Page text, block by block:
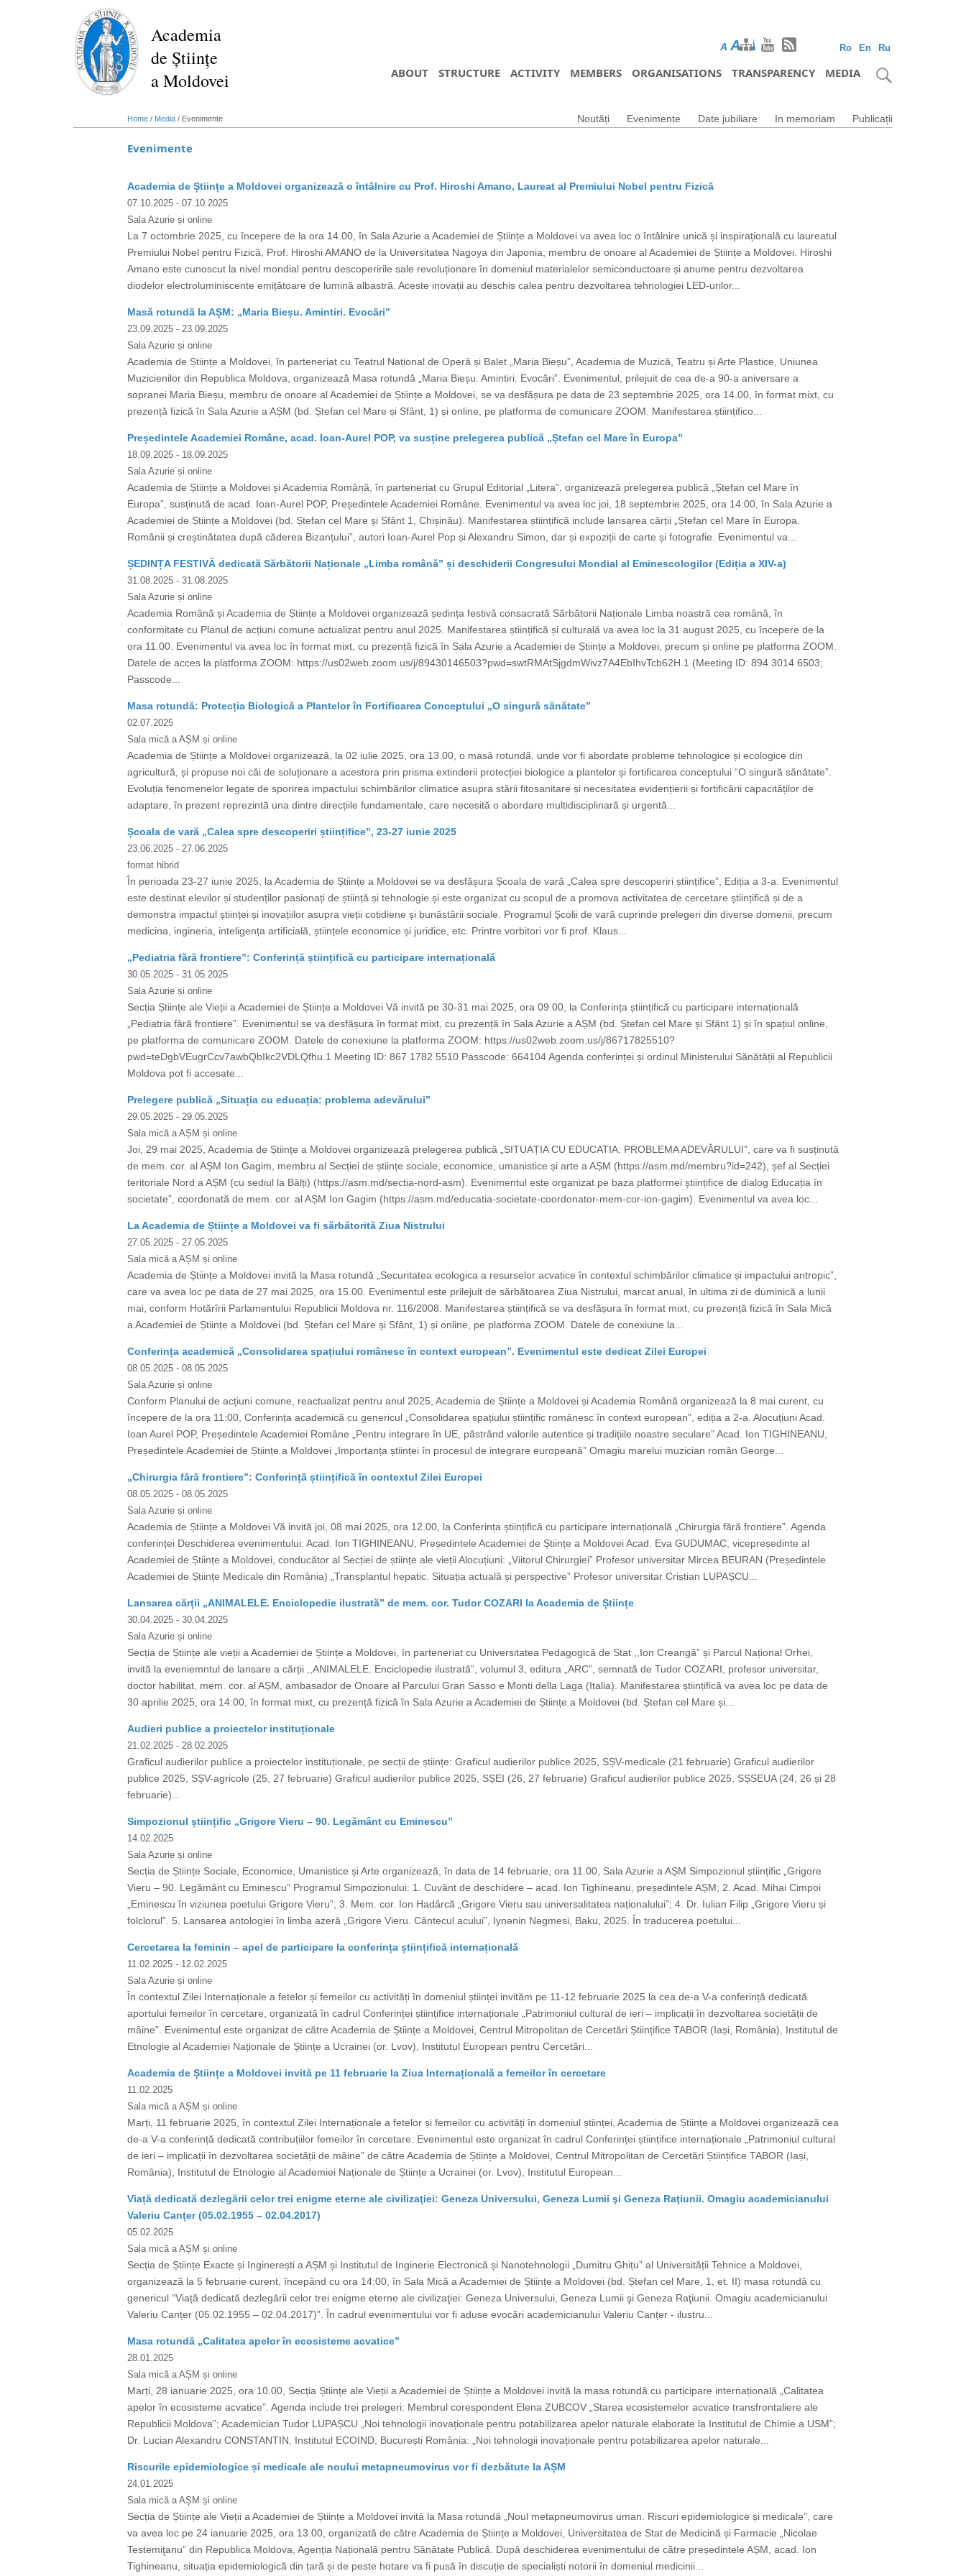
Academia
de Științe
a Moldovei
Ro En Ru
A AA
ABOUT STRUCTURE ACTIVITY MEMBERS ORGANISATIONS TRANSPARENCY MEDIA
Home / Media / Evenimente Noutăți Evenimente Date jubiliare In memoriam Publicații
Evenimente
Academia de Științe a Moldovei organizează o întâlnire cu Prof. Hiroshi Amano, Laureat al Premiului Nobel pentru Fizică
07.10.2025 - 07.10.2025
Sala Azurie și online
La 7 octombrie 2025, cu începere de la ora 14.00, în Sala Azurie a Academiei de Științe a Moldovei va avea loc o întâlnire unică și inspirațională cu laureatul
Premiului Nobel pentru Fizică, Prof. Hiroshi AMANO de la Universitatea Nagoya din Japonia, membru de onoare al Academiei de Științe a Moldovei. Hiroshi
Amano este cunoscut la nivel mondial pentru descoperirile sale revoluționare în domeniul materialelor semiconductoare și anume pentru dezvoltarea
diodelor electroluminiscente emițătoare de lumină albastră. Aceste inovații au deschis calea pentru dezvoltarea tehnologiei LED-urilor...
Masă rotundă la AȘM: „Maria Bieșu. Amintiri. Evocări”
23.09.2025 - 23.09.2025
Sala Azurie și online
Academia de Științe a Moldovei, în parteneriat cu Teatrul Național de Operă și Balet „Maria Bieșu”, Academia de Muzică, Teatru și Arte Plastice, Uniunea
Muzicienilor din Republica Moldova, organizează Masa rotundă „Maria Bieșu. Amintiri. Evocări”. Evenimentul, prilejuit de cea de-a 90-a aniversare a
sopranei Maria Bieșu, membru de onoare al Academiei de Științe a Moldovei, se va desfășura pe data de 23 septembrie 2025, ora 14.00, în format mixt, cu
prezență fizică în Sala Azurie a AȘM (bd. Ștefan cel Mare și Sfânt, 1) și online, pe platforma de comunicare ZOOM. Manifestarea științifico...
Președintele Academiei Române, acad. Ioan-Aurel POP, va susține prelegerea publică „Ștefan cel Mare în Europa”
18.09.2025 - 18.09.2025
Sala Azurie și online
Academia de Științe a Moldovei și Academia Română, în parteneriat cu Grupul Editorial „Litera”, organizează prelegerea publică „Ștefan cel Mare în
Europa”, susținută de acad. Ioan-Aurel POP, Președintele Academiei Române. Evenimentul va avea loc joi, 18 septembrie 2025, ora 14:00, în Sala Azurie a
Academiei de Științe a Moldovei (bd. Ștefan cel Mare și Sfânt 1, Chișinău). Manifestarea științifică include lansarea cărții „Ștefan cel Mare în Europa.
Românii și creștinătatea după căderea Bizanțului”, autori Ioan-Aurel Pop și Alexandru Simon, dar și expoziții de carte și fotografie. Evenimentul va...
ȘEDINȚA FESTIVĂ dedicată Sărbătorii Naționale „Limba română” și deschiderii Congresului Mondial al Eminescologilor (Ediția a XIV-a)
31.08.2025 - 31.08.2025
Sala Azurie și online
Academia Română și Academia de Științe a Moldovei organizează ședința festivă consacrată Sărbătorii Naționale Limba noastră cea română, în
conformitate cu Planul de acțiuni comune actualizat pentru anul 2025. Manifestarea științifică și culturală va avea loc la 31 august 2025, cu începere de la
ora 11.00. Evenimentul va avea loc în format mixt, cu prezență fizică în Sala Azurie a Academiei de Științe a Moldovei, precum și online pe platforma ZOOM.
Datele de acces la platforma ZOOM: https://us02web.zoom.us/j/89430146503?pwd=swtRMAtSjgdmWivz7A4EbIhvTcb62H.1 (Meeting ID: 894 3014 6503;
Passcode...
Masa rotundă: Protecția Biologică a Plantelor în Fortificarea Conceptului „O singură sănătate”
02.07.2025
Sala mică a AȘM și online
Academia de Științe a Moldovei organizează, la 02 iulie 2025, ora 13.00, o masă rotundă, unde vor fi abordate probleme tehnologice și ecologice din
agricultură, și propuse noi căi de soluționare a acestora prin prisma extinderii protecției biologice a plantelor și fortificarea conceptului “O singură sănătate”.
Evoluția fenomenelor legate de sporirea impactului schimbărilor climatice asupra stării fitosanitare și necesitatea evidențierii și fortificării capacităților de
adaptare, în prezent reprezintă una dintre direcțiile fundamentale, care necesită o abordare multidisciplinară și urgentă...
Școala de vară „Calea spre descoperiri științifice”, 23-27 iunie 2025
23.06.2025 - 27.06.2025
format hibrid
În perioada 23-27 iunie 2025, la Academia de Științe a Moldovei se va desfășura Școala de vară „Calea spre descoperiri științifice”, Ediția a 3-a. Evenimentul
este destinat elevilor și studenților pasionați de știință și tehnologie și este organizat cu scopul de a promova activitatea de cercetare științifică și de a
demonstra impactul științei și inovațiilor asupra vieții cotidiene și bunăstării sociale. Programul Școlii de vară cuprinde prelegeri din diverse domenii, precum
medicina, ingineria, inteligența artificială, științele economice și juridice, etc. Printre vorbitori vor fi prof. Klaus...
„Pediatria fără frontiere”: Conferință științifică cu participare internațională
30.05.2025 - 31.05.2025
Sala Azurie și online
Secția Științe ale Vieții a Academiei de Științe a Moldovei Vă invită pe 30-31 mai 2025, ora 09.00, la Conferința științifică cu participare internațională
„Pediatria fără frontiere”. Evenimentul se va desfășura în format mixt, cu prezență în Sala Azurie a AȘM (bd. Ștefan cel Mare și Sfânt 1) și în spațiul online,
pe platforma de comunicare ZOOM. Datele de conexiune la platforma ZOOM: https://us02web.zoom.us/j/86717825510?
pwd=teDgbVEugrCcv7awbQbIkc2VDLQfhu.1 Meeting ID: 867 1782 5510 Passcode: 664104 Agenda conferinței și ordinul Ministerului Sănătății al Republicii
Moldova pot fi accesate...
Prelegere publică „Situația cu educația: problema adevărului”
29.05.2025 - 29.05.2025
Sala mică a AȘM și online
Joi, 29 mai 2025, Academia de Științe a Moldovei organizează prelegerea publică „SITUAȚIA CU EDUCATIA: PROBLEMA ADEVĂRULUI”, care va fi susținută
de mem. cor. al AȘM Ion Gagim, membru al Secției de științe sociale, economice, umanistice și arte a AȘM (https://asm.md/membru?id=242), șef al Secției
teritoriale Nord a AȘM (cu sediul la Bălți) (https://asm.md/sectia-nord-asm). Evenimentul este organizat pe baza platformei științifice de dialog Educația în
societate”, coordonată de mem. cor. al AȘM Ion Gagim (https://asm.md/educatia-societate-coordonator-mem-cor-ion-gagim). Evenimentul va avea loc...
La Academia de Științe a Moldovei va fi sărbătorită Ziua Nistrului
27.05.2025 - 27.05.2025
Sala mică a AȘM și online
Academia de Științe a Moldovei invită la Masa rotundă „Securitatea ecologica a resurselor acvatice în contextul schimbărilor climatice și impactului antropic”,
care va avea loc pe data de 27 mai 2025, ora 15.00. Evenimentul este prilejuit de sărbătoarea Ziua Nistrului, marcat anual, în ultima zi de duminică a lunii
mai, conform Hotărîrii Parlamentului Republicii Moldova nr. 116/2008. Manifestarea științifică se va desfășura în format mixt, cu prezență fizică în Sala Mică
a Academiei de Științe a Moldovei (bd. Ștefan cel Mare și Sfânt, 1) și online, pe platforma ZOOM. Datele de conexiune la...
Conferința academică „Consolidarea spațiului românesc în context european”. Evenimentul este dedicat Zilei Europei
08.05.2025 - 08.05.2025
Sala Azurie și online
Conform Planului de acțiuni comune, reactualizat pentru anul 2025, Academia de Științe a Moldovei și Academia Română organizează la 8 mai curent, cu
începere de la ora 11:00, Conferința academică cu genericul „Consolidarea spațiului științific românesc în context european", ediția a 2-a. Alocuțiuni Acad.
Ioan Aurel POP, Președintele Academiei Române „Pentru integrare în UE, păstrând valorile autentice și tradițiile noastre seculare” Acad. Ion TIGHINEANU,
Președintele Academiei de Științe a Moldovei „Importanța științei în procesul de integrare europeană” Omagiu marelui muzician român George...
„Chirurgia fără frontiere”: Conferință științifică în contextul Zilei Europei
08.05.2025 - 08.05.2025
Sala Azurie și online
Academia de Științe a Moldovei Vă invită joi, 08 mai 2025, ora 12.00, la Conferința științifică cu participare internațională „Chirurgia fără frontiere”. Agenda
conferinței Deschiderea evenimentului: Acad. Ion TIGHINEANU, Președintele Academiei de Științe a Moldovei Acad. Eva GUDUMAC, vicepreședinte al
Academiei de Științe a Moldovei, conducător al Secției de științe ale vieții Alocuțiuni: „Viitorul Chirurgiei” Profesor universitar Mircea BEURAN (Președintele
Academiei de Științe Medicale din România) „Transplantul hepatic. Situația actuală și perspective” Profesor universitar Cristian LUPAȘCU...
Lansarea cărții „ANIMALELE. Enciclopedie ilustrată” de mem. cor. Tudor COZARI la Academia de Științe
30.04.2025 - 30.04.2025
Sala Azurie și online
Secția de Științe ale vieții a Academiei de Științe a Moldovei, în parteneriat cu Universitatea Pedagogică de Stat ,,Ion Creangă” și Parcul Național Orhei,
invită la eveniemntul de lansare a cărții ,,ANIMALELE. Enciclopedie ilustrată”, volumul 3, editura „ARC”, semnată de Tudor COZARI, profesor universitar,
doctor habilitat, mem. cor. al AȘM, ambasador de Onoare al Parcului Gran Sasso e Monti della Laga (Italia). Manifestarea științifică va avea loc pe data de
30 aprilie 2025, ora 14:00, în format mixt, cu prezență fizică în Sala Azurie a Academiei de Științe a Moldovei (bd. Ștefan cel Mare și...
Audieri publice a proiectelor instituționale
21.02.2025 - 28.02.2025
Graficul audierilor publice a proiectelor instituționale, pe secții de științe: Graficul audierilor publice 2025, SȘV-medicale (21 februarie) Graficul audierilor
publice 2025, SȘV-agricole (25, 27 februarie) Graficul audierilor publice 2025, SȘEI (26, 27 februarie) Graficul audierilor publice 2025, SȘSEUA (24, 26 și 28
februarie)...
Simpozionul științific „Grigore Vieru – 90. Legământ cu Eminescu”
14.02.2025
Sala Azurie și online
Secția de Științe Sociale, Economice, Umanistice și Arte organizează, în data de 14 februarie, ora 11.00, Sala Azurie a AȘM Simpozionul științific „Grigore
Vieru – 90. Legământ cu Eminescu” Programul Simpozionului: 1. Cuvânt de deschidere – acad. Ion Tighineanu, președintele AȘM; 2. Acad. Mihai Cimpoi
„Eminescu în viziunea poetului Grigore Vieru”; 3. Mem. cor. Ion Hadârcă „Grigore Vieru sau universalitatea naționalului”; 4. Dr. Iulian Filip „Grigore Vieru și
folclorul”. 5. Lansarea antologiei în limba azeră „Grigore Vieru. Cântecul acului”, Iynǝnin Nǝgmesi, Baku, 2025. În traducerea poetului...
Cercetarea la feminin – apel de participare la conferința științifică internațională
11.02.2025 - 12.02.2025
Sala Azurie și online
În contextul Zilei Internaționale a fetelor și femeilor cu activități în domeniul științei invităm pe 11-12 februarie 2025 la cea de-a V-a conferință dedicată
aportului femeilor în cercetare, organizată în cadrul Conferinței științifice internaționale „Patrimoniul cultural de ieri – implicații în dezvoltarea societății de
mâine”. Evenimentul este organizat de către Academia de Științe a Moldovei, Centrul Mitropolitan de Cercetări Științifice TABOR (Iași, România), Institutul de
Etnologie al Academiei Naționale de Științe a Ucrainei (or. Lvov), Institutul European pentru Cercetări...
Academia de Științe a Moldovei invită pe 11 februarie la Ziua Internațională a femeilor în cercetare
11.02.2025
Sala mică a AȘM și online
Marți, 11 februarie 2025, în contextul Zilei Internaționale a fetelor și femeilor cu activități în domeniul științei, Academia de Științe a Moldovei organizează cea
de-a V-a conferință dedicată contribuțiilor femeilor în cercetare. Evenimentul este organizat în cadrul Conferinței științifice internaționale „Patrimoniul cultural
de ieri – implicații în dezvoltarea societății de mâine” de către Academia de Științe a Moldovei, Centrul Mitropolitan de Cercetări Științifice TABOR (Iași,
România), Institutul de Etnologie al Academiei Naționale de Științe a Ucrainei (or. Lvov), Institutul European...
Viață dedicată dezlegării celor trei enigme eterne ale civilizaţiei: Geneza Universului, Geneza Lumii şi Geneza Raţiunii. Omagiu academicianului
Valeriu Canțer (05.02.1955 – 02.04.2017)
05.02.2025
Sala mică a AȘM și online
Secția de Științe Exacte și Inginerești a AȘM și Institutul de Inginerie Electronică și Nanotehnologii „Dumitru Ghițu” al Universității Tehnice a Moldovei,
organizează la 5 februarie curent, începând cu ora 14:00, în Sala Mică a Academiei de Științe a Moldovei (bd. Ștefan cel Mare, 1, et. II) masa rotundă cu
genericul “Viață dedicată dezlegării celor trei enigme eterne ale civilizaţiei: Geneza Universului, Geneza Lumii şi Geneza Raţiunii. Omagiu academicianului
Valeriu Canțer (05.02.1955 – 02.04.2017)”. În cadrul evenimentului vor fi aduse evocări academicianului Valeriu Canțer - ilustru...
Masa rotundă „Calitatea apelor în ecosisteme acvatice”
28.01.2025
Sala mică a AȘM și online
Marți, 28 ianuarie 2025, ora 10.00, Secția Științe ale Vieții a Academiei de Științe a Moldovei invită la masa rotundă cu participare internațională „Calitatea
apelor în ecosisteme acvatice”. Agenda include trei prelegeri: Membrul corespondent Elena ZUBCOV „Starea ecosistemelor acvatice transfrontaliere ale
Republicii Moldova”; Academician Tudor LUPAȘCU „Noi tehnologii inovaționale pentru potabilizarea apelor naturale elaborate la Institutul de Chimie a USM”;
Dr. Lucian Alexandru CONSTANTIN, Institutul ECOIND, București România: „Noi tehnologii inovaționale pentru potabilizarea apelor naturale...
Riscurile epidemiologice și medicale ale noului metapneumovirus vor fi dezbătute la AȘM
24.01.2025
Sala mică a AȘM și online
Secția de Științe ale Vieții a Academiei de Științe a Moldovei invită la Masa rotundă „Noul metapneumovirus uman. Riscuri epidemiologice și medicale”, care
va avea loc pe 24 ianuarie 2025, ora 13.00, organizată de către Academia de Științe a Moldovei, Universitatea de Stat de Medicină și Farmacie „Nicolae
Testemiţanu” din Republica Moldova, Agenția Națională pentru Sănătate Publică. După deschiderea evenimentului de către președintele AȘM, acad. Ion
Tighineanu, situația epidemiologică din țară și de peste hotare va fi pusă în discuție de specialiști notorii în domeniul medicinii...